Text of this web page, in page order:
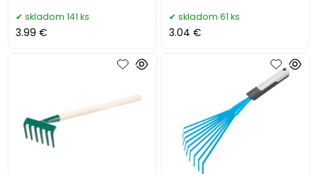
skladom 141 ks
3.99 €
skladom 61 ks
3.04 €